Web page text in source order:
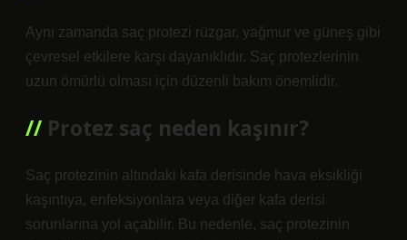
Aynı zamanda saç protezi rüzgar, yağmur ve güneş gibi
çevresel etkilere karşı dayanıklıdır. Saç protezlerinin
uzun ömürlü olması için düzenli bakım önemlidir.
Protez saç neden kaşınır?
Saç protezinin altındaki kafa derisinde hava eksikliği
kaşıntıya, enfeksiyonlara veya diğer kafa derisi
sorunlarına yol açabilir. Bu nedenle, saç protezinin